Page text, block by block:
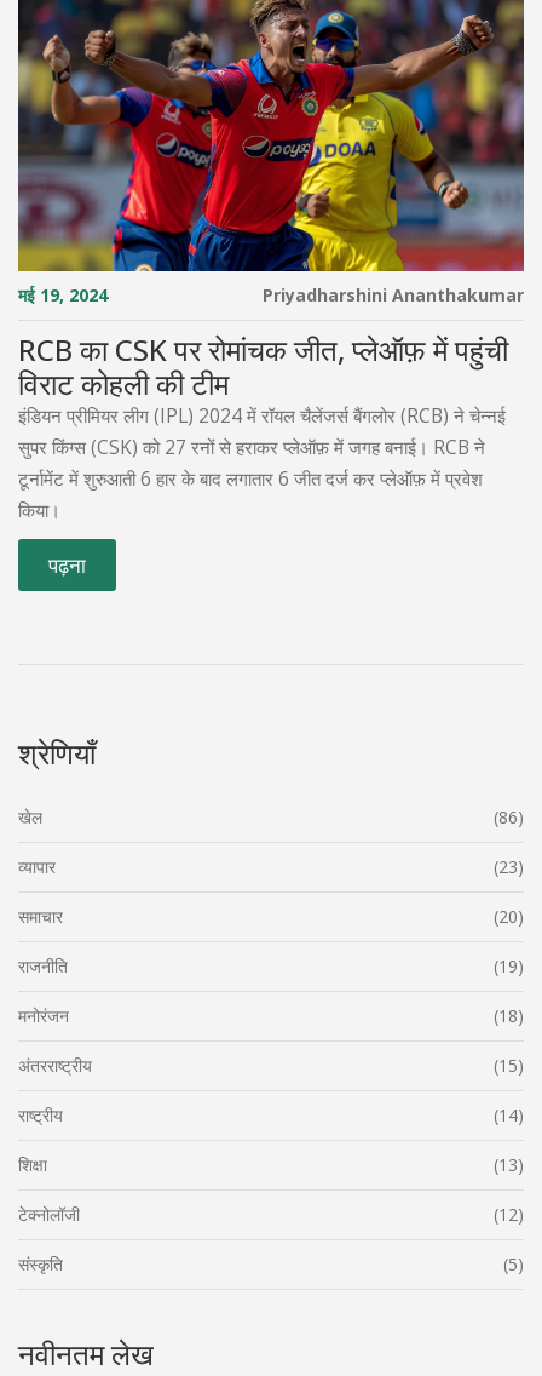
मई 19, 2024 Priyadharshini Ananthakumar
RCB का CSK पर रोमांचक जीत, प्लेऑफ़ में पहुंची
विराट कोहली की टीम
इंडियन प्रीमियर लीग (IPL) 2024 में रॉयल चैलेंजर्स बैंगलोर (RCB) ने चेन्नई
सुपर किंग्स (CSK) को 27 रनों से हराकर प्लेऑफ़ में जगह बनाई। RCB ने
टूर्नामेंट में शुरुआती 6 हार के बाद लगातार 6 जीत दर्ज कर प्लेऑफ़ में प्रवेश
किया।
पढ़ना
श्रेणियाँ
खेल (86)
व्यापार (23)
समाचार (20)
राजनीति (19)
मनोरंजन (18)
अंतरराष्ट्रीय (15)
राष्ट्रीय (14)
शिक्षा (13)
टेक्नोलॉजी (12)
संस्कृति (5)
नवीनतम लेख